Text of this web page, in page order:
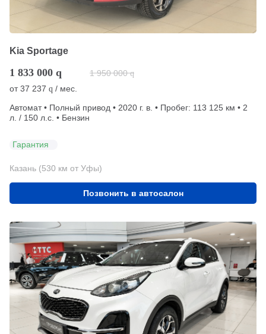
Kia Sportage
1 833 000 q 1 950 000 q
от37 237 q / мес.
Автомат • Полный привод • 2020 г. в. • Пробег: 113 125 км • 2
л. / 150 л.с. • Бензин
Гарантия
Казань (530 км от Уфы)
Позвонить в автосалон